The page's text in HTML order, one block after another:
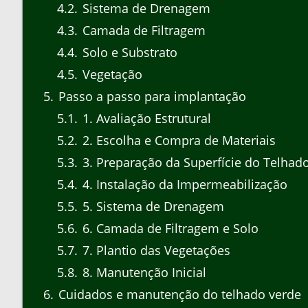
4.2 Sistema de Drenagem
4.3 Camada de Filtragem
4.4 Solo e Substrato
4.5 Vegetação
5 Passo a passo para implantação
5.1
1. Avaliação Estrutural
5.2 2. Escolha e Compra de Materiais
5.3 3. Preparação da Superfície do
5.4 4. Instalação da Impermeabilização
5.5 5. Sistema de Drenagem
5.6 6. Camada de Filtragem e Solo
5.7 7. Plantio das Vegetações
5.8 8. Manutenção Inicial
6 Cuidados e manutenção do telhado verde